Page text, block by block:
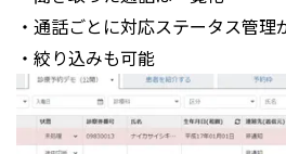
・通話ごとに対応ステータス管理
・絞り込みも可能